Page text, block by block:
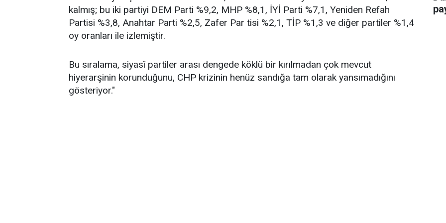
kalmış; bu iki partiyi DEM Parti %9,2, MHP %8,1, İYİ Parti %7,1, Yeniden Refah
Partisi %3,8, Anahtar Parti %2,5, Zafer Par tisi %2,1, TİP %1,3 ve diğer partiler %1,4
oy oranları ile izlemiştir.
Bu sıralama, siyasî partiler arası dengede köklü bir kırılmadan çok mevcut
hiyerarşinin korunduğunu, CHP krizinin henüz sandığa tam olarak yansımadığını
gösteriyor."